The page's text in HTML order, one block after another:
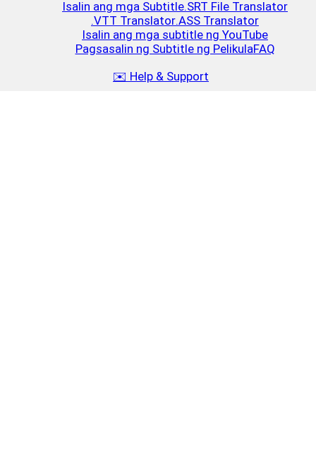
Isalin ang mga Subtitle.SRT File Translator
.VTT Translator.ASS Translator
Isalin ang mga subtitle ng YouTube
Pagsasalin ng Subtitle ng PelikulaFAQ
✉️ Help & Support